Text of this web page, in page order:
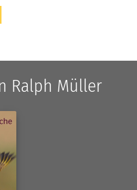
Ralph Müller